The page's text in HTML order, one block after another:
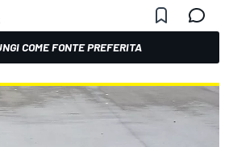
COME FONTE PREFERITA